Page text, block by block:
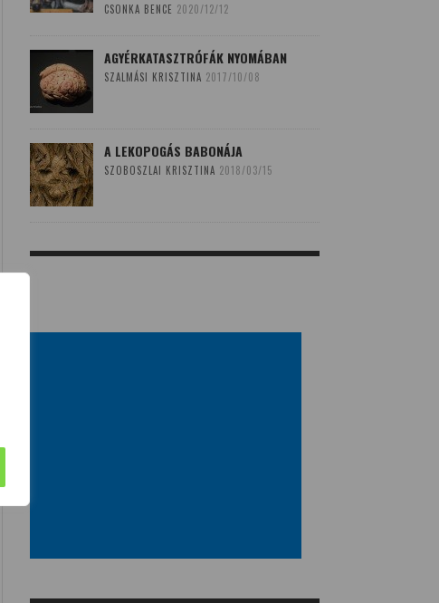
CSONKA BENCE 2020/12/12
AGYÉRKATASZTRÓFÁK NYOMÁBAN
SZALMÁSI KRISZTINA 2017/10/08
A LEKOPOGÁS BABONÁJA
SZOBOSZLAI KRISZTINA 2018/03/15